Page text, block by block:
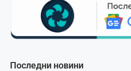
Последни новини